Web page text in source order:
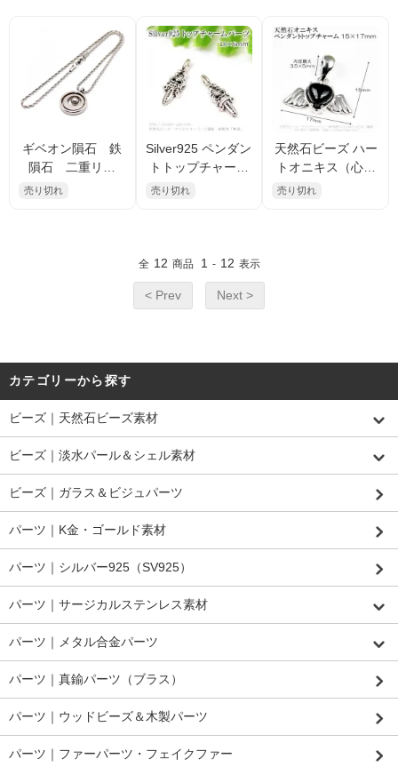
ギベオン隕石 鉄
隕石 二重リン
グ ペンダントト
売り切れ
Silver925 ペンダン
トトップチャーム
／ダガーモチーフ1
売り切れ
天然石ビーズ ハー
トオニキス（心瑪
瑙）ウィングモチ
売り切れ
全 12 商品 1 - 12 表示
< Prev Next >
カテゴリーから探す
ビーズ｜天然石ビーズ素材
ビーズ｜淡水パール＆シェル素材
ビーズ｜ガラス＆ビジュパーツ
パーツ｜K金・ゴールド素材
パーツ｜シルバー925（SV925）
パーツ｜サージカルステンレス素材
パーツ｜メタル合金パーツ
パーツ｜真鍮パーツ（ブラス）
パーツ｜ウッドビーズ＆木製パーツ
パーツ｜ファーパーツ・フェイクファー